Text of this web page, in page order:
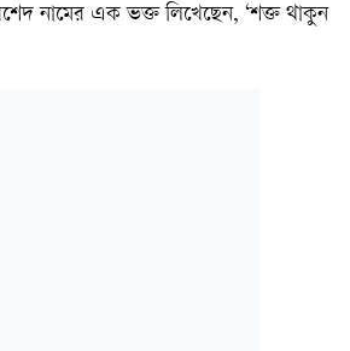
নামের এক ভক্ত লিখেছেন, ‘শক্ত থাকুন